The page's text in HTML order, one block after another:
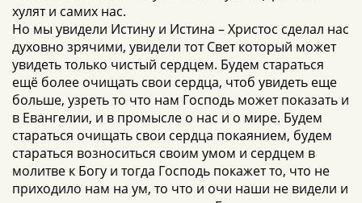
хулят и самих нас.
Но мы увидели Истину и Истина – Христос сделал нас
духовно зрячими, увидели тот Свет который может
увидеть только чистый сердцем. Будем стараться
ещё более очищать свои сердца, чтоб увидеть еще
больше, узреть то что нам Господь может показать и
в Евангелии, и в промысле о нас и о мире. Будем
стараться очищать свои сердца покаянием, будем
стараться возноситься своим умом и сердцем в
молитве к Богу и тогда Господь покажет то, что не
приходило нам на ум, то что и очи наши не видели и